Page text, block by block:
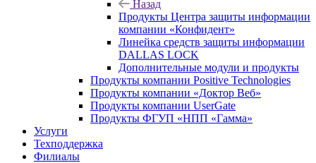
Назад
Продукты Центра защиты информации
компании «Конфидент»
Линейка средств защиты информации
DALLAS LOCK
Дополнительные модули и продукты
Продукты компании Positive Technologies
Продукты компании «Доктор Веб»
Продукты компании UserGate
Продукты ФГУП «НПП «Гамма»
Услуги
Техподдержка
Филиалы